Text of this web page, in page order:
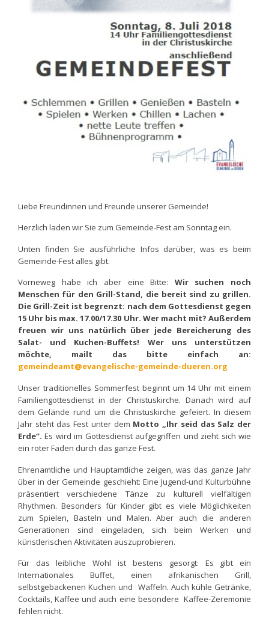
Liebe Freundinnen und Freunde unserer Gemeinde!
Herzlich laden wir Sie zum Gemeinde-Fest am Sonntag ein.
Unten finden Sie ausführliche Infos darüber, was es beim
Gemeinde-Fest alles gibt.
Vorneweg habe ich aber eine Bitte: Wir suchen noch
Menschen für den Grill-Stand, die bereit sind zu grillen.
Die Grill-Zeit ist begrenzt: nach dem Gottesdienst gegen
15 Uhr bis max. 17.00/17.30 Uhr. Wer macht mit? Außerdem
freuen wir uns natürlich über jede Bereicherung des
Salat- und Kuchen-Buffets! Wer uns unterstützen
möchte, mailt das bitte einfach an:
gemeindeamt@evangelische-gemeinde-dueren.org
Unser traditionelles Sommerfest beginnt um 14 Uhr mit einem
Familiengottesdienst in der Christuskirche. Danach wird auf
dem Gelände rund um die Christuskirche gefeiert. In diesem
Jahr steht das Fest unter dem Motto „Ihr seid das Salz der
Erde“.Es wird im Gottesdienst aufgegriffen und zieht sich wie
ein roter Faden durch das ganze Fest.
Ehrenamtliche und Hauptamtliche zeigen, was das ganze Jahr
über in der Gemeinde geschieht: Eine Jugend-und Kulturbühne
präsentiert verschiedene Tänze zu kulturell vielfältigen
Rhythmen. Besonders für Kinder gibt es viele Möglichkeiten
zum Spielen, Basteln und Malen. Aber auch die anderen
Generationen sind eingeladen, sich beim Werken und
künstlerischen Aktivitäten auszuprobieren.
Für das leibliche Wohl ist bestens gesorgt: Es gibt ein
Internationales Buffet, einen afrikanischen Grill,
selbstgebackenen Kuchen und Waffeln. Auch kühle Getränke,
Cocktails, Kaffee und auch eine besondere Kaffee-Zeremonie
fehlen nicht.